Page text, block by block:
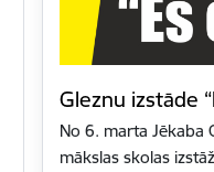
Gleznu izstāde
No 6. marta Jēkaba
mākslas skolas